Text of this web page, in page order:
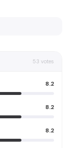
53 votes
8.2
8.2
8.2